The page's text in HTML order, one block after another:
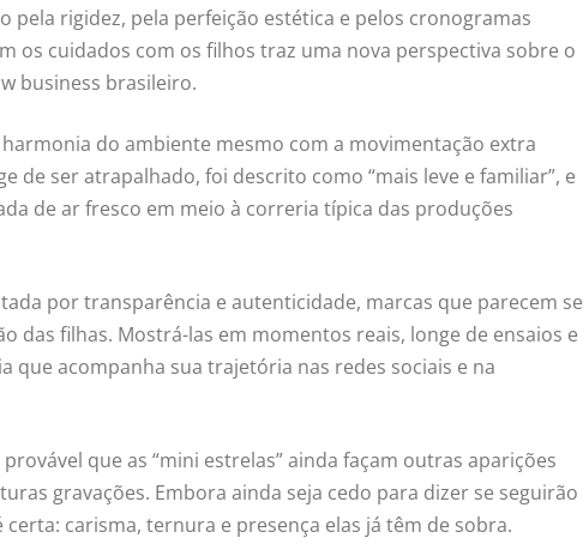
pela rigidez, pela perfeição estética e pelos cronogramas
os cuidados com os filhos traz uma nova perspectiva sobre o
business brasileiro.
do ambiente mesmo com a movimentação extra
de ser atrapalhado, foi descrito como “mais leve e familiar”, e
de ar fresco em meio à correria típica das produções
por transparência e autenticidade, marcas que parecem se
das filhas. Mostrá-las em momentos reais, longe de ensaios e
que acompanha sua trajetória nas redes sociais e na
que as “mini estrelas” ainda façam outras aparições
gravações. Embora ainda seja cedo para dizer se seguirão
carisma, ternura e presença elas já têm de sobra.